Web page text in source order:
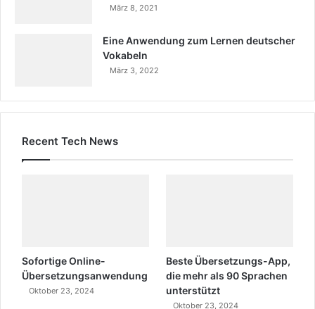
März 8, 2021
Eine Anwendung zum Lernen deutscher
Vokabeln
März 3, 2022
Recent Tech News
Sofortige Online-
Übersetzungsanwendung
Oktober 23, 2024
Beste Übersetzungs-App,
die mehr als 90 Sprachen
unterstützt
Oktober 23, 2024